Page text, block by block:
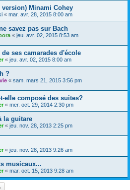
Minami Cohey
« mar. avr. 28, 2015 8:00 am
savez pas sur Bach
« jeu. avr. 02, 2015 8:53 am
ses camarades d'école
« jeu. avr. 02, 2015 8:00 am
?
« sam. mars 21, 2015 3:56 pm
elle composé des suites?
« mer. oct. 29, 2014 2:30 pm
la guitare
« jeu. nov. 28, 2013 2:25 pm
« jeu. nov. 28, 2013 9:26 am
musicaux...
« mar. oct. 15, 2013 9:28 am